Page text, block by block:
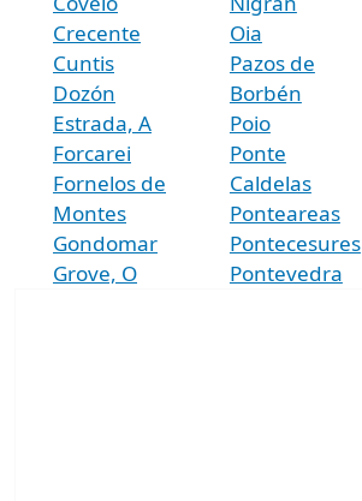
Crecente
Cuntis
Dozón
Estrada, A
Forcarei
Fornelos de
Montes
Gondomar
Grove, O
Oia
Pazos de
Borbén
Poio
Ponte
Caldelas
Ponteareas
Pontecesures
Pontevedra